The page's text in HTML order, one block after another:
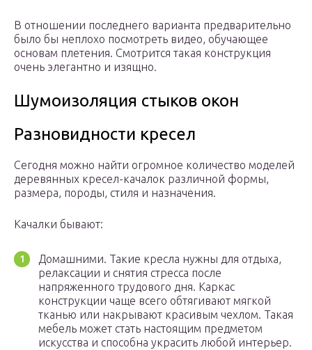
В отношении последнего варианта предварительно
было бы неплохо посмотреть видео, обучающее
основам плетения. Смотрится такая конструкция
очень элегантно и изящно.
Шумоизоляция стыков окон
Разновидности кресел
Сегодня можно найти огромное количество моделей
деревянных кресел-качалок различной формы,
размера, породы, стиля и назначения.
Качалки бывают:
Домашними. Такие кресла нужны для отдыха,
релаксации и снятия стресса после
напряженного трудового дня. Каркас
конструкции чаще всего обтягивают мягкой
тканью или накрывают красивым чехлом. Такая
мебель может стать настоящим предметом
искусства и способна украсить любой интерьер.